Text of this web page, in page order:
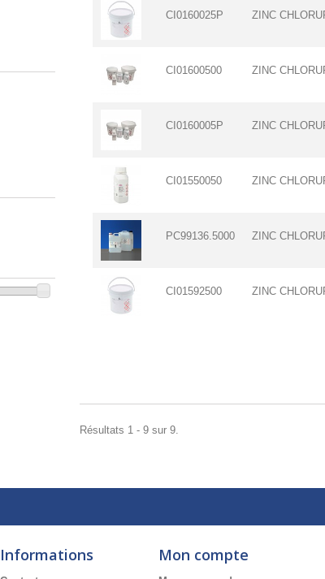
CI0160025P ZINC
CI01600500 ZINC
CI0160005P ZINC
CI01550050 ZINC
PC99136.5000 ZINC
CI01592500 ZINC
Résultats 1 - 9 sur 9.
Informations Mon compte